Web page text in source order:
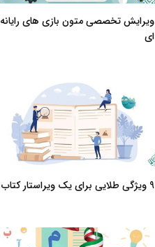
ویرایش تخصصی متون بازی های رایانه
ای
9 ویژگی طلایی برای یک ویراستار کتاب